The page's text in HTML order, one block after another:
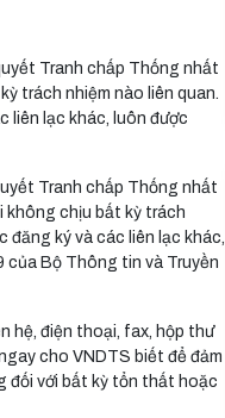
Tranh chấp Thống nhất
trách nhiệm nào liên quan.
liên lạc khác, luôn được
Tranh chấp Thống nhất
không chịu bất kỳ trách
đăng ký và các liên lạc khác,
Bộ Thông tin và Truyền
hệ, điện thoại, fax, hộp thư
cho VNDTS biết để đảm
đối với bất kỳ tổn thất hoặc